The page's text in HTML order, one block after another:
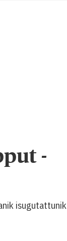
-
isugutattunik